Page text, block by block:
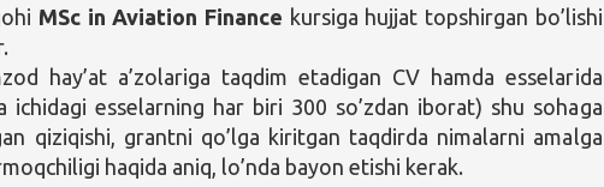
MSc in Aviation Finance kursiga hujjat topshirgan bo’lishi
hay’at a’zolariga taqdim etadigan CV hamda esselarida
ichidagi esselarning har biri 300 so’zdan iborat) shu sohaga
qiziqishi, grantni qo’lga kiritgan taqdirda nimalarni amalga
haqida aniq, lo’nda bayon etishi kerak.